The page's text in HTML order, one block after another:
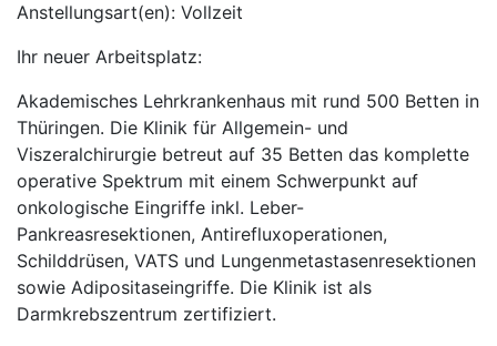
Anstellungsart(en): Vollzeit
Ihr neuer Arbeitsplatz:
Akademisches Lehrkrankenhaus mit rund 500 Betten in
Thüringen. Die Klinik für Allgemein- und
Viszeralchirurgie betreut auf 35 Betten das komplette
operative Spektrum mit einem Schwerpunkt auf
onkologische Eingriffe inkl. Leber-
Pankreasresektionen, Antirefluxoperationen,
Schilddrüsen, VATS und Lungenmetastasenresektionen
sowie Adipositaseingriffe. Die Klinik ist als
Darmkrebszentrum zertifiziert.